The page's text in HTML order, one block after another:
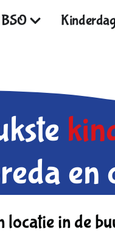
en
locatie in de